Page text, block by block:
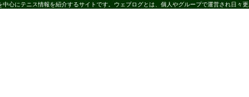
心にテニス情報を紹介するサイトです。ウェブログとは、個人やグループで運営され日々